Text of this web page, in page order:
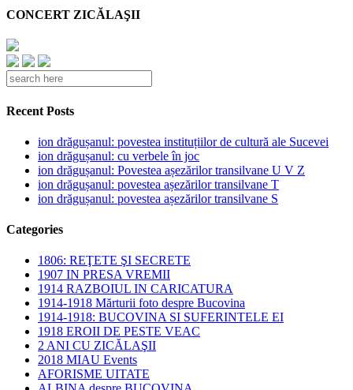
CONCERT ZICĂLAŞII
Recent Posts
ion drăgușanul: povestea instituțiilor de cultură ale Sucevei
ion drăgușanul: cu verbele în joc
ion drăgușanul: Povestea așezărilor transilvane U V Z
ion drăgușanul: povestea așezărilor transilvane T
ion drăgușanul: povestea așezărilor transilvane S
Categories
1806: REŢETE ŞI SECRETE
1907 IN PRESA VREMII
1914 RAZBOIUL IN CARICATURA
1914-1918 Mărturii foto despre Bucovina
1914-1918: BUCOVINA SI SUFERINTELE EI
1918 EROII DE PESTE VEAC
2 ANI CU ZICĂLAŞII
2018 MIAU Events
AFORISME UITATE